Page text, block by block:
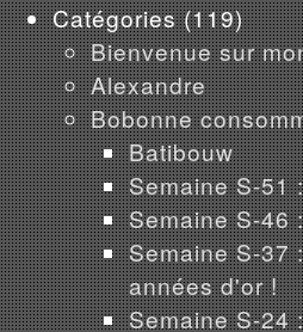
Catégories(119)
Bienvenue sur
Alexandre
Bobonne
Batibouw
Semaine S-51
Semaine S-46
Semaine S-37
années d'or !
Semaine S-24